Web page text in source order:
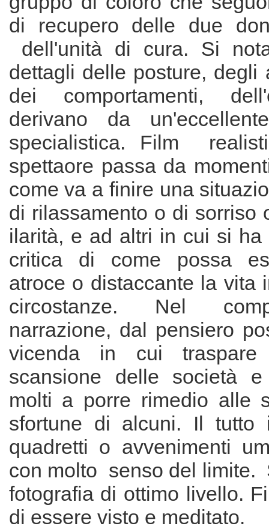
di recupero delle due
dell'unità di cura. Si
dettagli delle posture, degli
dei comportamenti,
derivano da
specialistica. Film
spettaore passa da
come va a finire una
di rilassamento o di sorriso
ilarità, e ad altri in cui si ha
critica di come possa
atroce o distaccante la vita
circostanze. Nel
narrazione, dal pensiero
vicenda in cui traspare
scansione delle società
molti a porre rimedio alle
sfortune di alcuni. Il tutto
quadretti o avvenimenti
con molto senso del limite.
fotografia di ottimo livello.
di essere visto e meditato.